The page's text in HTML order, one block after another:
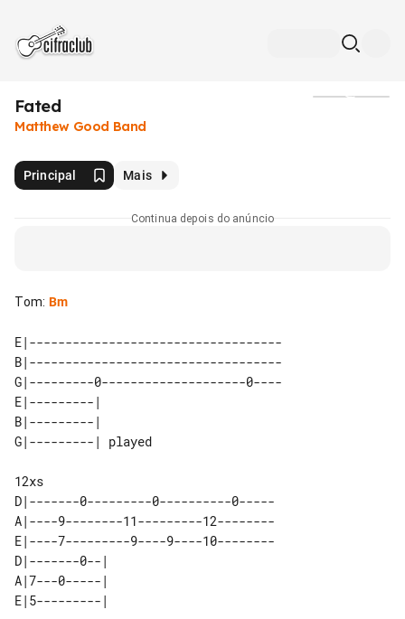
Fated
Matthew Good Band
Principal Mais
Continua depois do anúncio
Tom: Bm
E|-----------------------------------
B|-----------------------------------
G|---------0--------------------0----
E|---------|
B|---------|
12xs
D|-------0---------0----------0-----
A|----9--------11---------12--------
E|----7---------9----9----10--------
D|-------0--|
A|7---0-----|